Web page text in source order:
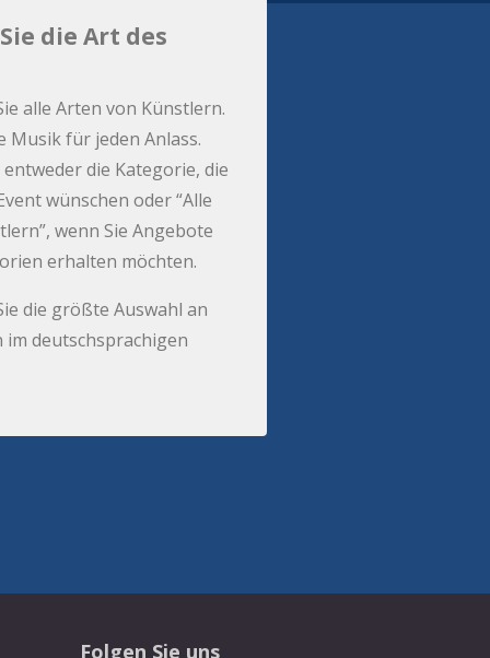
die Art des
alle Arten von Künstlern.
Musik für jeden Anlass.
die Kategorie, die
wünschen oder “Alle
wenn Sie Angebote
erhalten möchten.
die größte Auswahl an
deutschsprachigen
Folgen Sie uns